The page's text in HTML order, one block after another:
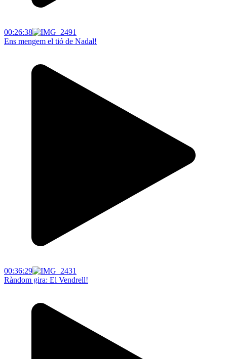
00:26:38
Ens mengem el tió de Nadal!
00:36:29
Ràndom gira: El Vendrell!